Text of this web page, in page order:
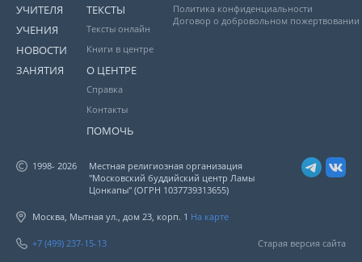
УЧИТЕЛЯ
УЧЕНИЯ
НОВОСТИ
ЗАНЯТИЯ
ТЕКСТЫ
Тексты онлайн
Книги в центре
О ЦЕНТРЕ
Справка
Контакты
ПОМОЧЬ
Политика конфиденциальности
Договор о добровольном пожертвовании
1998- 2026
Местная религиозная организация
"Московский буддийский центр Ламы
Цонкапы" (ОГРН 1037739313655)
Москва, Мытная ул., дом 23, корп. 1 На карте
+7 (499) 237-15-13 Старая версия сайта